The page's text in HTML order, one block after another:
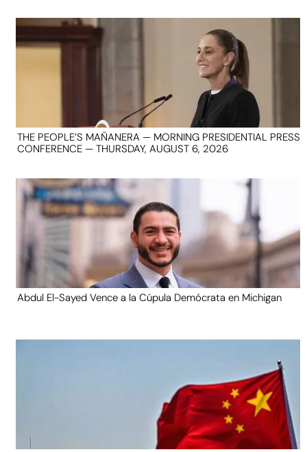
THE PEOPLE’S MAÑANERA — MORNING PRESIDENTIAL PRESS
CONFERENCE — THURSDAY, AUGUST 6, 2026
Abdul El-Sayed Vence a la Cúpula Demócrata en Michigan